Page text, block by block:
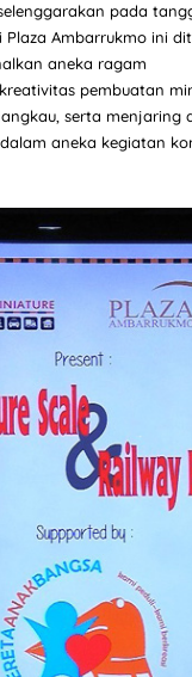
pada
Plaza Ambarrukmo ini
aneka ragam
pembuatan
serta menjaring
aneka kegiatan